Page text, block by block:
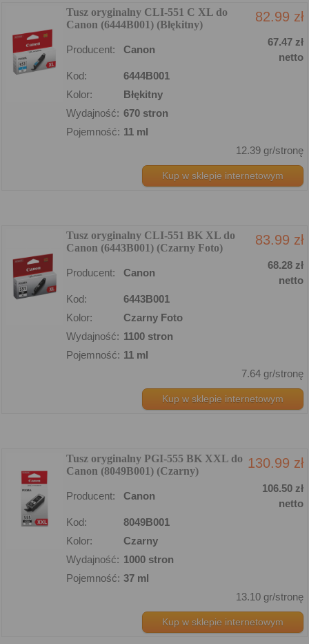
Tusz oryginalny CLI-551 C XL do
Canon (6444B001) (Błękitny)
82.99 zł
Producent: Canon
67.47 zł
netto
Kod:
6444B001
Kolor:
Błękitny
Wydajność: 670 stron
Pojemność: 11 ml
12.39 gr/stronę
Kup w sklepie internetowym
Tusz oryginalny CLI-551 BK XL do
Canon (6443B001) (Czarny Foto)
83.99 zł
Producent: Canon
68.28 zł
netto
Kod:
6443B001
Kolor:
Czarny Foto
Wydajność: 1100 stron
Pojemność: 11 ml
7.64 gr/stronę
Kup w sklepie internetowym
Tusz oryginalny PGI-555 BK XXL do
Canon (8049B001) (Czarny)
130.99 zł
Producent: Canon
106.50 zł
netto
Kod:
8049B001
Kolor:
Czarny
Wydajność: 1000 stron
Pojemność: 37 ml
13.10 gr/stronę
Kup w sklepie internetowym